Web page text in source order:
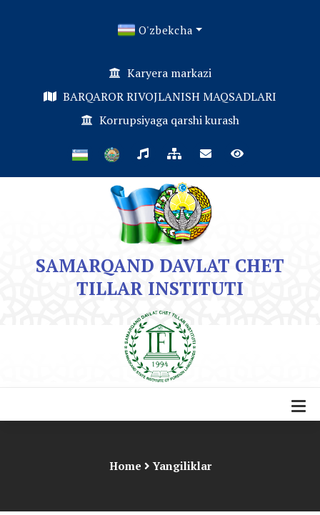
O'zbekcha
Karyera markazi
BARQAROR RIVOJLANISH MAQSADLARI
Korrupsiyaga qarshi kurash
SAMARQAND DAVLAT CHET
TILLAR INSTITUTI
Home Yangiliklar